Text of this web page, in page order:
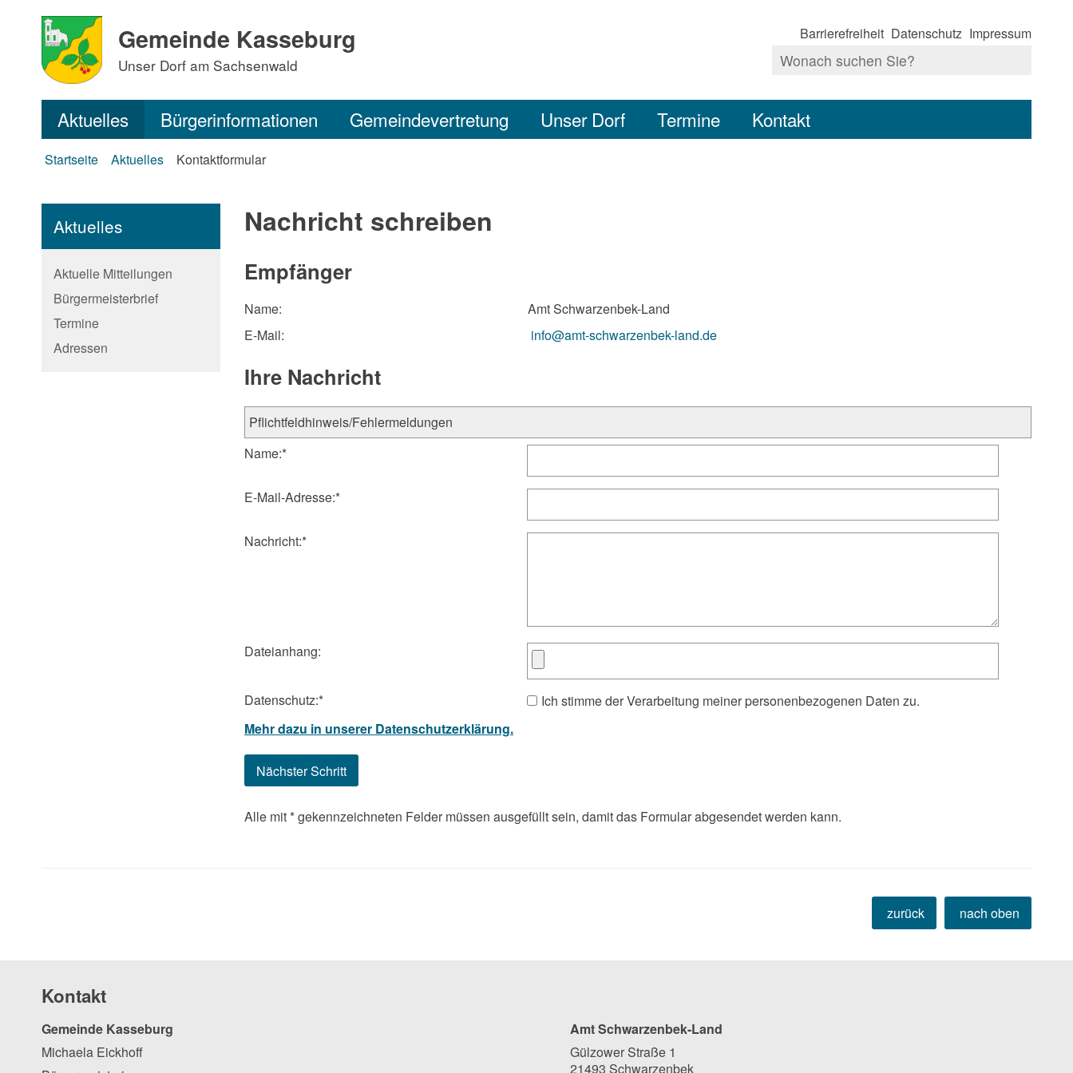
Gemeinde Kasseburg
Unser Dorf am Sachsenwald
Barrierefreiheit Datenschutz Impressum
Aktuelles Bürgerinformationen Gemeindevertretung Unser Dorf Termine Kontakt
Startseite Aktuelles Kontaktformular
Aktuelles
Aktuelle Mitteilungen
Bürgermeisterbrief
Termine
Adressen
Nachricht schreiben
Empfänger
Name:
Amt Schwarzenbek-Land
E-Mail:
info@amt-schwarzenbek-land.de
Ihre Nachricht
Name:*
E-Mail-Adresse:*
Nachricht:*
Dateianhang:
Datenschutz:*
Ich stimme der Verarbeitung meiner personenbezogenen Daten zu.
Mehr dazu in unserer Datenschutzerklärung.
Alle mit *gekennzeichneten Felder müssen ausgefüllt sein, damit das Formular abgesendet werden kann.
zurück nach oben
Kontakt
Gemeinde Kasseburg
Michaela Eickhoff
Amt Schwarzenbek-Land
Gülzower Straße 1
21493 Schwarzenbek